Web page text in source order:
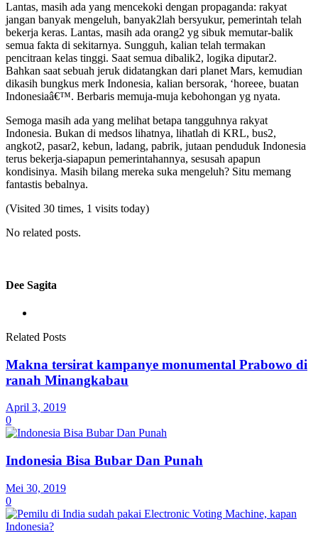
Lantas, masih ada yang mencekoki dengan propaganda: rakyat
jangan banyak mengeluh, banyak2lah bersyukur, pemerintah telah
bekerja keras. Lantas, masih ada orang2 yg sibuk memutar-balik
semua fakta di sekitarnya. Sungguh, kalian telah termakan
pencitraan kelas tinggi. Saat semua dibalik2, logika diputar2.
Bahkan saat sebuah jeruk didatangkan dari planet Mars, kemudian
dikasih bungkus merk Indonesia, kalian bersorak, ‘horeee, buatan
Indonesiaâ€™. Berbaris memuja-muja kebohongan yg nyata.
Semoga masih ada yang melihat betapa tangguhnya rakyat
Indonesia. Bukan di medsos lihatnya, lihatlah di KRL, bus2,
angkot2, pasar2, kebun, ladang, pabrik, jutaan penduduk Indonesia
terus bekerja-siapapun pemerintahannya, sesusah apapun
kondisinya. Masih bilang mereka suka mengeluh? Situ memang
fantastis bebalnya.
(Visited 30 times, 1 visits today)
No related posts.
Dee Sagita
Related Posts
Makna tersirat kampanye monumental Prabowo di
ranah Minangkabau
April 3, 2019
0
Indonesia Bisa Bubar Dan Punah
Mei 30, 2019
0